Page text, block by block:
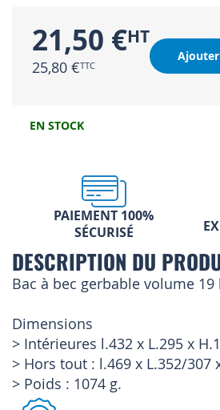
21,50 €
25,80 €
EN STOCK
PAIEMENT 100%
SÉCURISÉ
DESCRIPTION DU
Bac à bec gerbable volume
Dimensions
> Intérieures l.432 x L.295 x
> Hors tout : l.469 x L.352/307
> Poids : 1074 g.